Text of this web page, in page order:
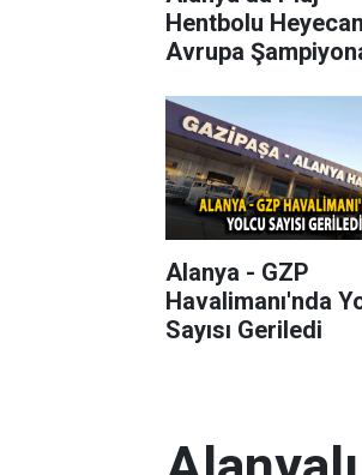
Hentbolu
Avrupa
Alanya - GZP
Havalimanı'nda
Sayısı Geriledi